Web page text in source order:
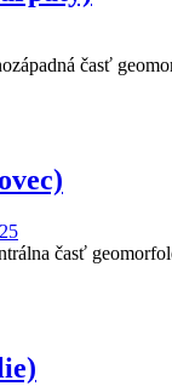
časť
časť